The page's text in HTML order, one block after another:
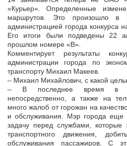
«Курьер». Определенные
маршрутов. Это произошло в
администрацией города конкурса
Его итоги были подведены 22
прошлом номере «В».
Комментирует результаты
администрации города по
транспорту Михаил Макеев.
– Михаил Михайлович, с какой
– В последнее время в
непосредственно, а также на
много жалоб от горожан на
и обслуживания. Мэр города еще
задачу перед службами, которые
транспортного движения,
обслуживания пассажиров. С